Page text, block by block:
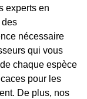
experts en
des
nécessaire
qui vous
chaque espèce
pour les
De plus, nos